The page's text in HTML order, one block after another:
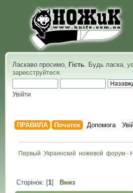
Ласкаво просимо, Гість. Будь ласка,
зареєструйтеся.
Увійти
ПРАВИЛА Початок Допомога
Первый  Украинский  ножевой  форум
Сторінок: [1] Вниз